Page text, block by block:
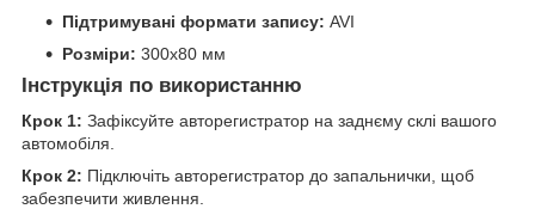
Підтримувані формати запису: AVI
Розміри: 300x80 мм
Інструкція по використанню
Крок 1: Зафіксуйте авторегистратор на заднєму склі вашого
автомобіля.
Крок 2: Підключіть авторегистратор до запальнички, щоб
забезпечити живлення.